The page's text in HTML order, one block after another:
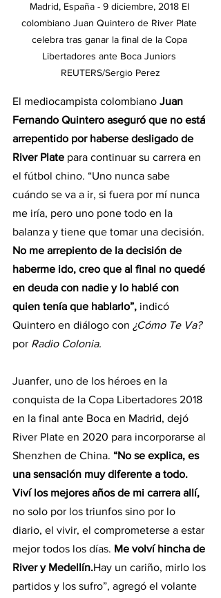
Madrid, España - 9 diciembre, 2018 El
colombiano Juan Quintero de River Plate
celebra tras ganar la final de la Copa
Libertadores ante Boca Juniors
REUTERS/Sergio Perez
El mediocampista colombiano Juan
Fernando Quintero aseguró que no está
arrepentido por haberse desligado de
River Plate para continuar su carrera en
el fútbol chino. “Uno nunca sabe
cuándo se va a ir, si fuera por mí nunca
me iría, pero uno pone todo en la
balanza y tiene que tomar una decisión.
No me arrepiento de la decisión de
haberme ido, creo que al final no quedé
en deuda con nadie y lo hablé con
quien tenía que hablarlo”, indicó
Quintero en diálogo con ¿Cómo Te Va?
por Radio Colonia.
Juanfer, uno de los héroes en la
conquista de la Copa Libertadores 2018
en la final ante Boca en Madrid, dejó
River Plate en 2020 para incorporarse al
Shenzhen de China. “No se explica, es
una sensación muy diferente a todo.
Viví los mejores años de mi carrera allí,
no solo por los triunfos sino por lo
diario, el vivir, el comprometerse a estar
mejor todos los días. Me volví hincha de
River y Medellín.Hay un cariño, mirlo los
partidos y los sufro”, agregó el volante